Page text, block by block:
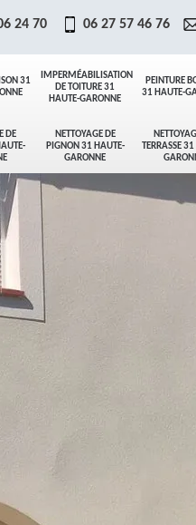
31
IMPERMÉABILISATION
DE TOITURE 31
HAUTE-GARONNE
PEINTURE
31 HAUTE-
DE
NETTOYAGE DE
PIGNON 31 HAUTE-
GARONNE
TERRASSE
24 70 06 27 57 46 76